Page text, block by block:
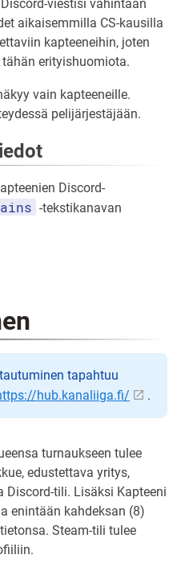
viestisi vähintään
aikaisemmilla CS-kausilla
kapteeneihin, joten
erityishuomiota.
vain kapteeneille.
pelijärjestäjään.
Discord-
-tekstikanavan
tapahtuu
hub.kanaliiga.fi/ .
turnaukseen tulee
edustettava yritys,
Discord-tili. Lisäksi Kapteeni
enintään kahdeksan (8)
Steam-tili tulee